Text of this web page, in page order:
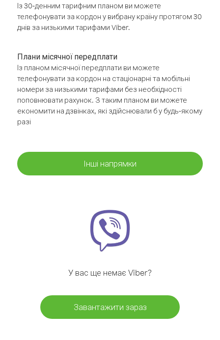
Із 30-денним тарифним планом ви можете
телефонувати за кордон у вибрану країну протягом 30
днів за низькими тарифами Viber.
Плани місячної передплати
Із планом місячної передплати ви можете
телефонувати за кордон на стаціонарні та мобільні
номери за низькими тарифами без необхідності
поповнювати рахунок. З таким планом ви можете
економити на дзвінках, які здійснювали б у будь-якому
разі
Інші напрямки
У вас ще немає Viber?
Завантажити зараз